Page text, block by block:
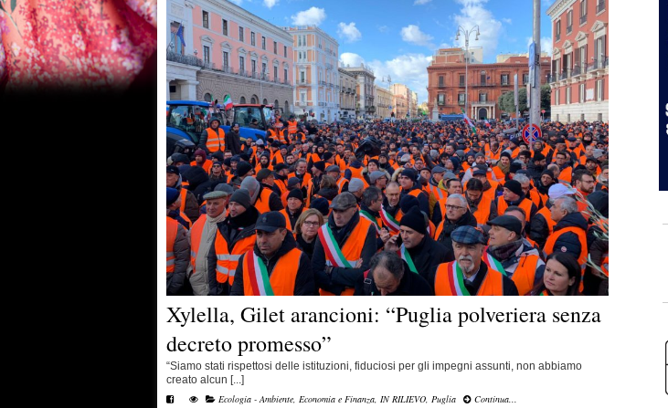
Xylella, Gilet arancioni: “Puglia polveriera senza
decreto promesso”
“Siamo stati rispettosi delle istituzioni, fiduciosi per gli impegni assunti, non abbiamo
creato alcun [...]
Ecologia - Ambiente, Economia e Finanza, IN RILIEVO, Puglia Continua...